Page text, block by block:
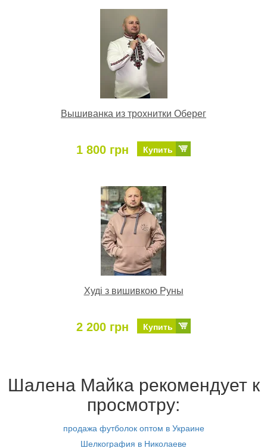
Вышиванка из трохнитки Оберег
1 800 грн Купить
Худі з вишивкою Руны
2 200 грн Купить
Шалена Майка рекомендует к
просмотру:
продажа футболок оптом в Украине
Шелкография в Николаеве